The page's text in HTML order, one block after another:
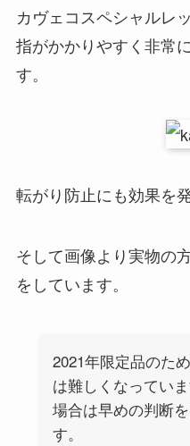
カヴェコスペシャルレ
指がかかりやすく非常
す。
転がり防止にも効果を
そして画像より実物の
をしています。
2021年限定品のた
は難しくなってい
場合は早めの判断
す。